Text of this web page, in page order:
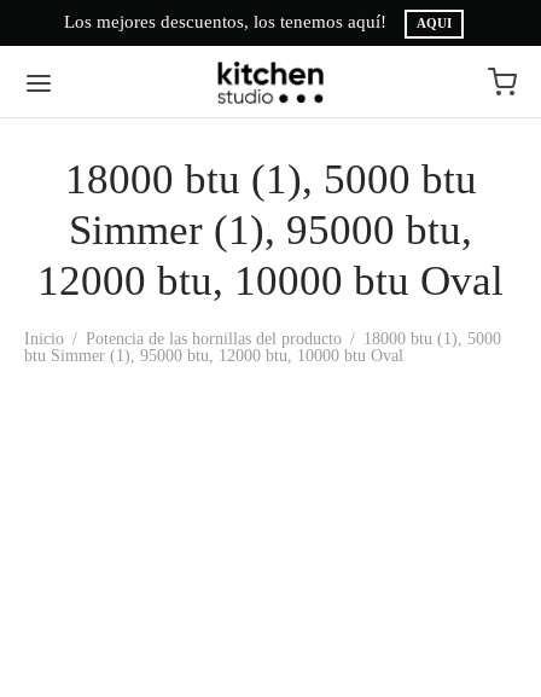
Los mejores descuentos, los tenemos aquí! AQUI
18000 btu (1), 5000 btu
Simmer (1), 95000 btu,
12000 btu, 10000 btu Oval
Inicio / Potencia de las hornillas del producto / 18000 btu (1), 5000
btu Simmer (1), 95000 btu, 12000 btu, 10000 btu Oval